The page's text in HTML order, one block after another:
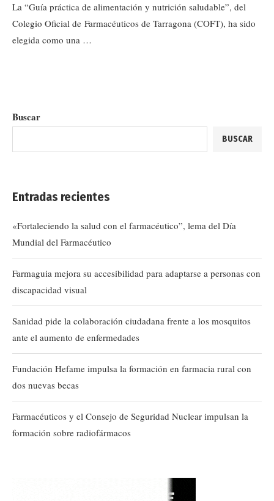
La “Guía práctica de alimentación y nutrición saludable”, del
Colegio Oficial de Farmacéuticos de Tarragona (COFT), ha sido
elegida como una …
Buscar
BUSCAR
Entradas recientes
«Fortaleciendo la salud con el farmacéutico”, lema del Día
Mundial del Farmacéutico
Farmaguia mejora su accesibilidad para adaptarse a personas con
discapacidad visual
Sanidad pide la colaboración ciudadana frente a los mosquitos
ante el aumento de enfermedades
Fundación Hefame impulsa la formación en farmacia rural con
dos nuevas becas
Farmacéuticos y el Consejo de Seguridad Nuclear impulsan la
formación sobre radiofármacos